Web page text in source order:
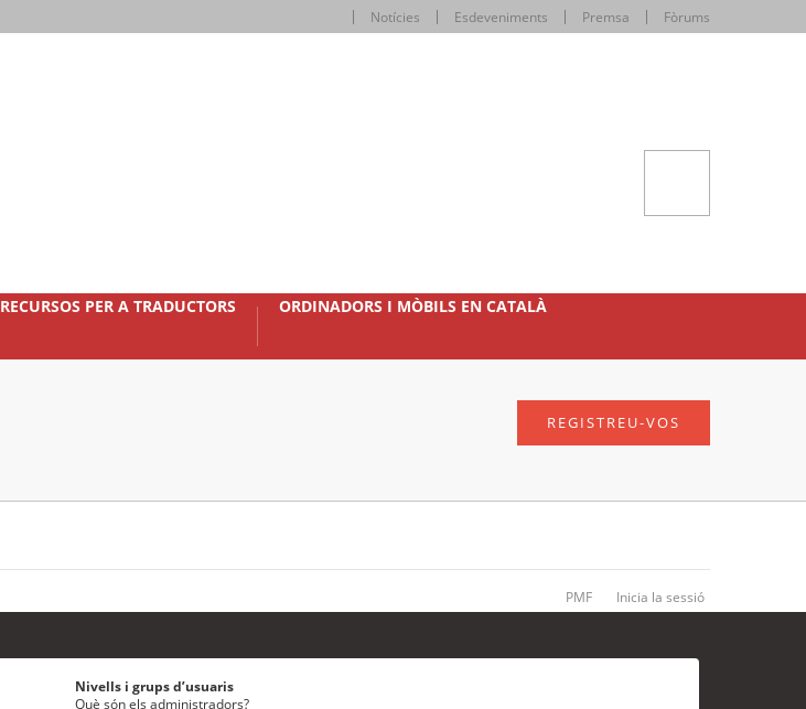
Notícies Esdeveniments Premsa Fòrums
RECURSOS PER A TRADUCTORS ORDINADORS I MÒBILS EN CATALÀ
REGISTREU-VOS
PMF Inicia la sessió
Nivells i grups d’usuaris
Què són els administradors?